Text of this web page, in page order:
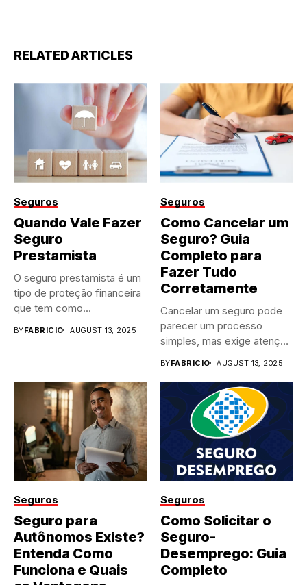
RELATED ARTICLES
Seguros
Quando Vale Fazer
Seguro
Prestamista
O seguro prestamista é um
tipo de proteção financeira
que tem como...
BYFABRICIO AUGUST 13, 2025
Seguros
Como Cancelar um
Seguro? Guia
Completo para
Fazer Tudo
Corretamente
Cancelar um seguro pode
parecer um processo
simples, mas exige atenção
BYFABRICIO AUGUST 13, 2025
Seguros
Seguro para
Autônomos Existe?
Entenda Como
Funciona e Quais
Seguros
Como Solicitar o
Seguro-
Desemprego: Guia
Completo